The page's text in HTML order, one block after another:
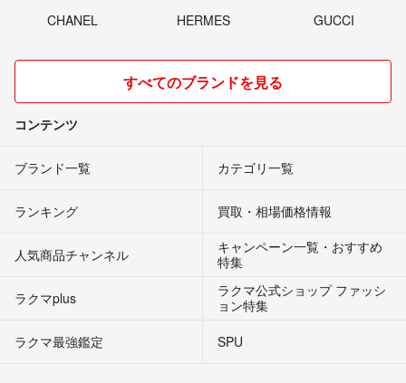
CHANEL HERMES GUCCI
すべてのブランドを見る
コンテンツ
ブランド一覧 カテゴリ一覧
ランキング 買取・相場価格情報
人気商品チャンネル
キャンペーン一覧・おすすめ
特集
ラクマplus
ラクマ公式ショップ ファッシ
ョン特集
ラクマ最強鑑定
SPU